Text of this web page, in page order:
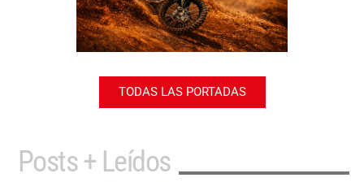
TODAS LAS PORTADAS
Posts + Leídos